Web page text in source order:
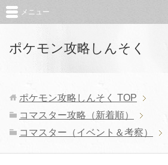
ポケモン攻略しんそく
メニュー
ポケモン攻略しんそく TOP
コマスター攻略（新着順）
コマスター（イベント＆考察）